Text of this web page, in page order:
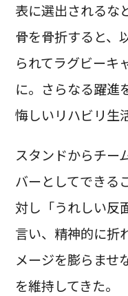
表に選出されるな
骨を骨折すると、
られてラグビーキ
に。さらなる躍進
悔しいリハビリ生
スタンドからチー
バーとしてできる
対し「うれしい反
言い、精神的に折
メージを膨らませ
を維持してきた。